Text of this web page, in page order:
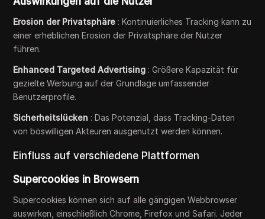
Erosion der Privatsphäre : Kontinuierliches Tracking kann zu
einer erheblichen Erosion der Privatsphäre der Nutzer
führen.
Enhanced Targeted Advertising : Größere Kapazität für
gezielte Werbung auf der Grundlage umfassender
Benutzerprofile.
Sicherheitslücken : Das Potenzial, dass Tracking-Daten
von böswilligen Akteuren ausgenutzt werden können.
Einfluss auf verschiedene Plattformen
Supercookies in Browsern
Supercookies können sich auf alle gängigen Webbrowser
auswirken, einschließlich Chrome, Firefox und Safari. Jeder